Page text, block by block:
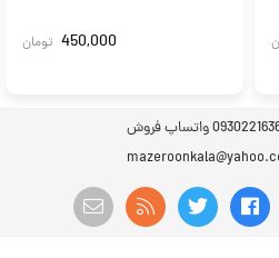
450,000 تومان
واتساپ فروش